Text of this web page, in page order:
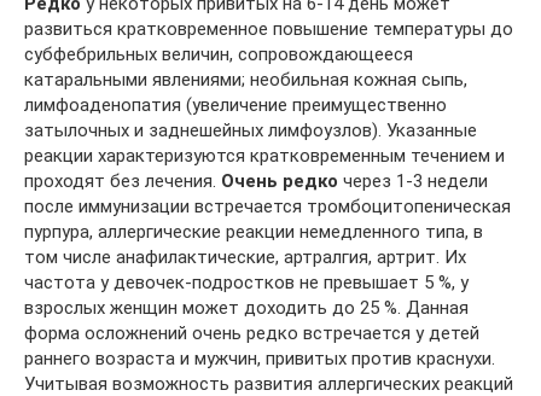
развиться кратковременное повышение температуры до
субфебрильных величин, сопровождающееся
катаральными явлениями; необильная кожная сыпь,
лимфоаденопатия (увеличение преимущественно
затылочных и заднешейных лимфоузлов). Указанные
реакции характеризуются кратковременным течением и
проходят без лечения. Очень редко через 1-3 недели
после иммунизации встречается тромбоцитопеническая
пурпура, аллергические реакции немедленного типа, в
том числе анафилактические, артралгия, артрит. Их
частота у девочек-подростков не превышает 5 %, у
взрослых женщин может доходить до 25 %. Данная
форма осложнений очень редко встречается у детей
раннего возраста и мужчин, привитых против краснухи.
Учитывая возможность развития аллергических реакций